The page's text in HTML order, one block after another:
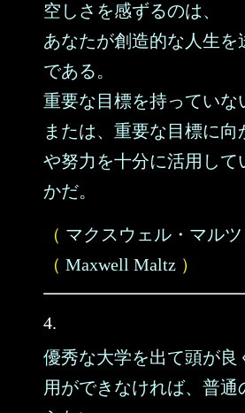
空しさを感ずるのは、
あなたが創造的な人生を
である。
重要な目標を持っていな
または、重要な目標に
や努力を十分に活用して
かだ。
（ マクスウェル・マルツ
（ Maxwell Maltz ）
4.
優秀な大学を出て頭が良
用ができなければ、普通